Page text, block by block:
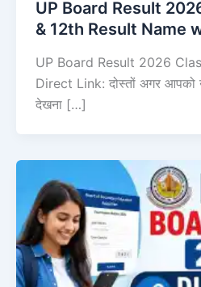
UP Board Result
& 12th Result Name
UP Board Result 2026
Direct Link: दोस्तों अगर आपको
देखना […]